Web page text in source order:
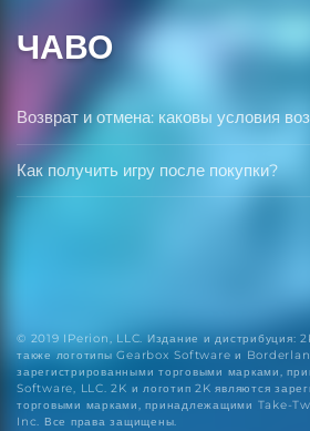
ЧАВО
Возврат и отмена: каковы условия
Как получить игру после покупки?
© 2019 IPerion, LLC. Издание и дистрибуция:
также логотипы Gearbox Software и
зарегистрированными торговыми марками,
Software, LLC. 2K и логотип 2K являются
торговыми марками, принадлежащими Take-
Inc. Все права защищены.